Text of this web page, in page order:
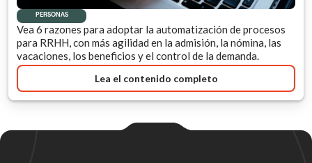
PERSONAS
Vea 6 razones para adoptar la automatización de procesos
para RRHH, con más agilidad en la admisión, la nómina, las
vacaciones, los beneficios y el control de la demanda.
Lea el contenido completo